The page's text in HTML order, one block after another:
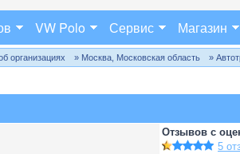
VW Polo Сервис Магазин
организациях » Москва, Московская область »
Отзывов с
5